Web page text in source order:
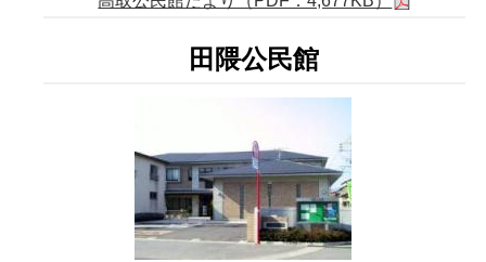
田隈公民館